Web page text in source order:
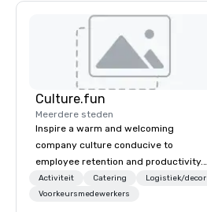
Culture.fun
Meerdere steden
Inspire a warm and welcoming
company culture conducive to
employee retention and productivity.
We help you build a fun, friendly, and
innovative company environment. We
Activiteit Catering
Logistiek/decor
Voorkeursmedewerkers